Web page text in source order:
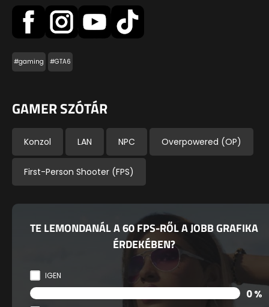
#gaming #GTA6
GAMER SZÓTÁR
Konzol LAN NPC Overpowered (OP)
First-Person Shooter (FPS)
TE LEMONDANÁL A 60 FPS-RŐL A JOBB GRAFIKA
ÉRDEKÉBEN?
IGEN
0 %